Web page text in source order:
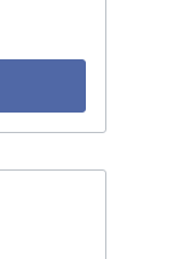
und
Seiten,